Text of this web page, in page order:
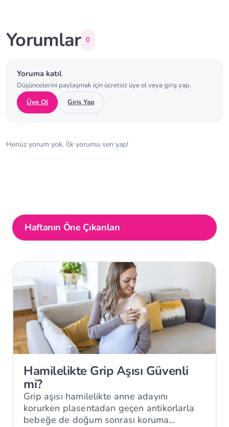
Yorumlar 0
Yoruma katıl
Düşüncelerini paylaşmak için ücretsiz üye ol veya giriş yap.
Üye Ol
Giriş Yap
Henüz yorum yok. İlk yorumu sen yap!
Haftanın Öne Çıkanları
Hamilelikte Grip Aşısı Güvenli
mi?
Grip aşısı hamilelikte anne adayını
korurken plasentadan geçen antikorlarla
bebeğe de doğum sonrası koruma